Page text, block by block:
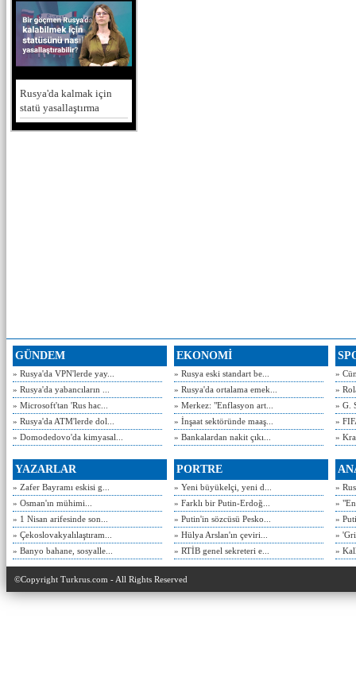
Rusya'da kalmak için
statü yasallaştırma
GÜNDEM
» Rusya'da VPN'lerde yay...
» Rusya'da yabancıların ...
» Microsoft'tan 'Rus hac...
» Rusya'da ATM'lerde dol...
» Domodedovo'da kimyasal...
EKONOMİ
» Rusya eski standart be...
» Rusya'da ortalama emek...
» Merkez: "Enflasyon art...
» İnşaat sektöründe maaş...
» Bankalardan nakit çıkı...
»
»
» G.
»
»
YAZARLAR
» Zafer Bayramı eskisi g...
» Osman'ın mühimi...
» 1 Nisan arifesinde son...
» Çekoslovakyalılaştıram...
» Banyo bahane, sosyalle...
PORTRE
» Yeni büyükelçi, yeni d...
» Farklı bir Putin-Erdoğ...
» Putin'in sözcüsü Pesko...
» Hülya Arslan'ın çeviri...
» RTİB genel sekreteri e...
»
»
»
»
»
©Copyright Turkrus.com - All Rights Reserved